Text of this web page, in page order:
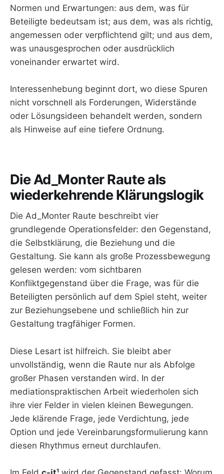
Normen und Erwartungen: aus dem, was für
Beteiligte bedeutsam ist; aus dem, was als richtig,
angemessen oder verpflichtend gilt; und aus dem,
was unausgesprochen oder ausdrücklich
voneinander erwartet wird.
Interessenhebung beginnt dort, wo diese Spuren
nicht vorschnell als Forderungen, Widerstände
oder Lösungsideen behandelt werden, sondern
als Hinweise auf eine tiefere Ordnung.
Die Ad_Monter Raute als
wiederkehrende Klärungslogik
Die Ad_Monter Raute beschreibt vier
grundlegende Operationsfelder: den Gegenstand,
die Selbstklärung, die Beziehung und die
Gestaltung. Sie kann als große Prozessbewegung
gelesen werden: vom sichtbaren
Konfliktgegenstand über die Frage, was für die
Beteiligten persönlich auf dem Spiel steht, weiter
zur Beziehungsebene und schließlich hin zur
Gestaltung tragfähiger Formen.
Diese Lesart ist hilfreich. Sie bleibt aber
unvollständig, wenn die Raute nur als Abfolge
großer Phasen verstanden wird. In der
mediationspraktischen Arbeit wiederholen sich
ihre vier Felder in vielen kleinen Bewegungen.
Jede klärende Frage, jede Verdichtung, jede
Option und jede Vereinbarungsformulierung kann
diesen Rhythmus erneut durchlaufen.